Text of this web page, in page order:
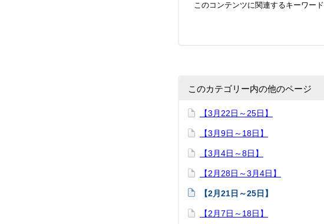
このコンテンツに関連するキーワード
このカテゴリー内の他のページ
【3月22日～25日】
【3月9日～18日】
【3月4日～8日】
【2月28日～3月4日】
【2月21日～25日】
【2月7日～18日】